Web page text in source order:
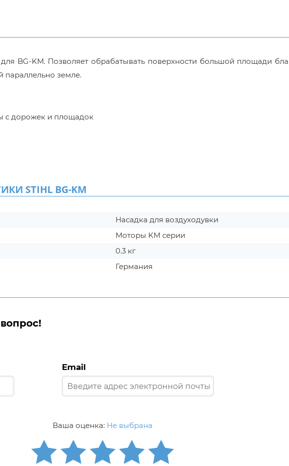
для BG-KM. Позволяет обрабатывать поверхности большой площади
земле.
с дорожек и площадок
STIHL BG-KM
Насадка для воздуходувки
Моторы KM серии
0.3 кг
Германия
Email
Ваша оценка: Не выбрана